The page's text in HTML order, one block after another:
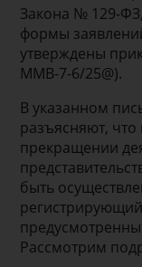
Закона № 129-
формы
утверждены
ММВ-7-6/25@).
В указанном
разъясняют,
прекращении
быть
Рассмотрим